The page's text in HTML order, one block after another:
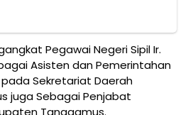
Pegawai Negeri Sipil Ir.
Asisten dan Pemerintahan
Sekretariat Daerah
juga Sebagai Penjabat
Tanggamus.